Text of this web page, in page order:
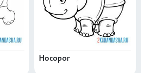
Носорог